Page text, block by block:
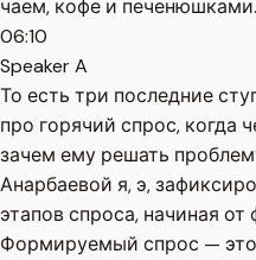
чаем, кофе и печенюшками.
06:10
Speaker A
То есть три последние
про горячий спрос, когда
зачем ему решать
Анарбаевой я, э,
этапов спроса, начиная
Формируемый спрос — это